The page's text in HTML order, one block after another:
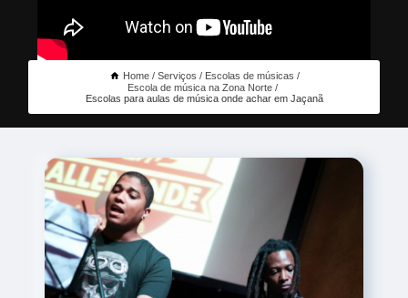
Home Serviços
Escolas de músicas
Escola de música na Zona Norte
Escolas para aulas de música onde achar em Jaçanã